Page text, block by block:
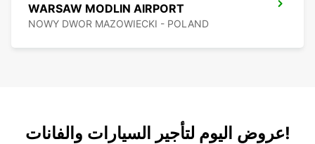
WARSAW MODLIN AIRPORT
NOWY DWOR MAZOWIECKI - POLAND
عروض اليوم لتأجير السيارات والفانات!